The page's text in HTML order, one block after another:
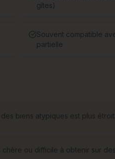
gîtes)
Souvent compatible
partielle
biens atypiques est plus étroit
ou difficile à obtenir sur